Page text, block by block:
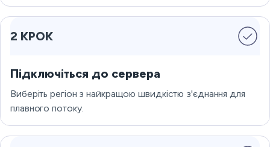
2 КРОК
Підключіться до сервера
Виберіть регіон з найкращою швидкістю з'єднання для
плавного потоку.